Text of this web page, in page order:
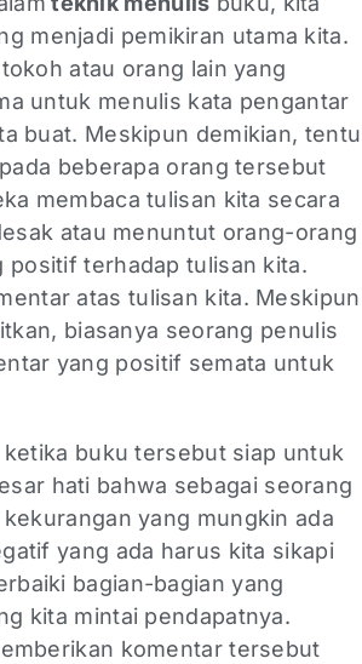
menjadi pemikiran utama kita.
atau orang lain yang
untuk menulis kata pengantar
buat. Meskipun demikian, tentu
beberapa orang tersebut
membaca tulisan kita secara
atau menuntut orang-orang
terhadap tulisan kita.
atas tulisan kita. Meskipun
biasanya seorang penulis
yang positif semata untuk
buku tersebut siap untuk
hati bahwa sebagai seorang
yang mungkin ada
yang ada harus kita sikapi
bagian-bagian yang
kita mintai pendapatnya.
komentar tersebut